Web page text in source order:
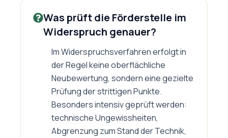
Was prüft die Förderstelle im
Widerspruch genauer?
Im Widerspruchsverfahren erfolgt in
der Regel keine oberflächliche
Neubewertung, sondern eine gezielte
Prüfung der strittigen Punkte.
Besonders intensiv geprüft werden:
technische Ungewissheiten,
Abgrenzung zum Stand der Technik,